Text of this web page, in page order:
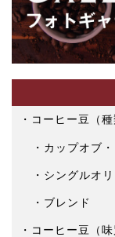
コーヒー豆（種
カップオブ
シングルオ
ブレンド
コーヒー豆（味